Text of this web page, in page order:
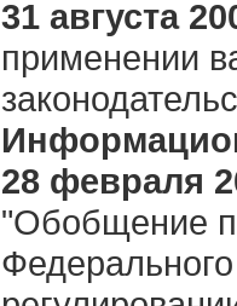
31 августа
применении
28 февраля
"Обобщение